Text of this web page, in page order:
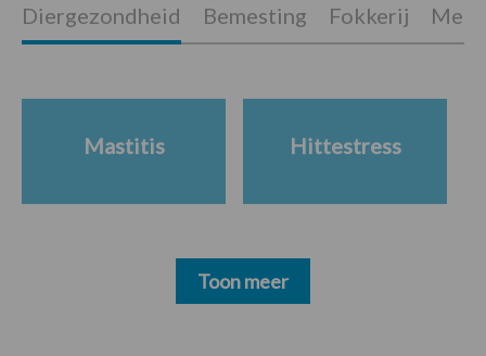
Diergezondheid Bemesting Fokkerij
Mastitis Hittestress
Toon meer